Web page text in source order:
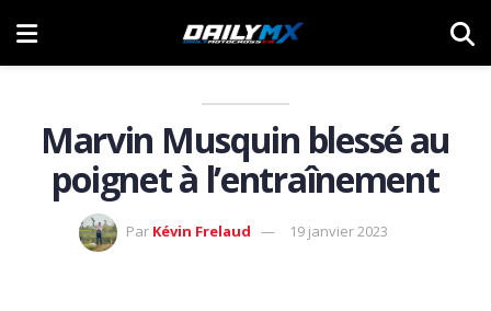
Marvin Musquin blessé au
poignet à l’entraînement
Par Kévin Frelaud 19 janvier 2023